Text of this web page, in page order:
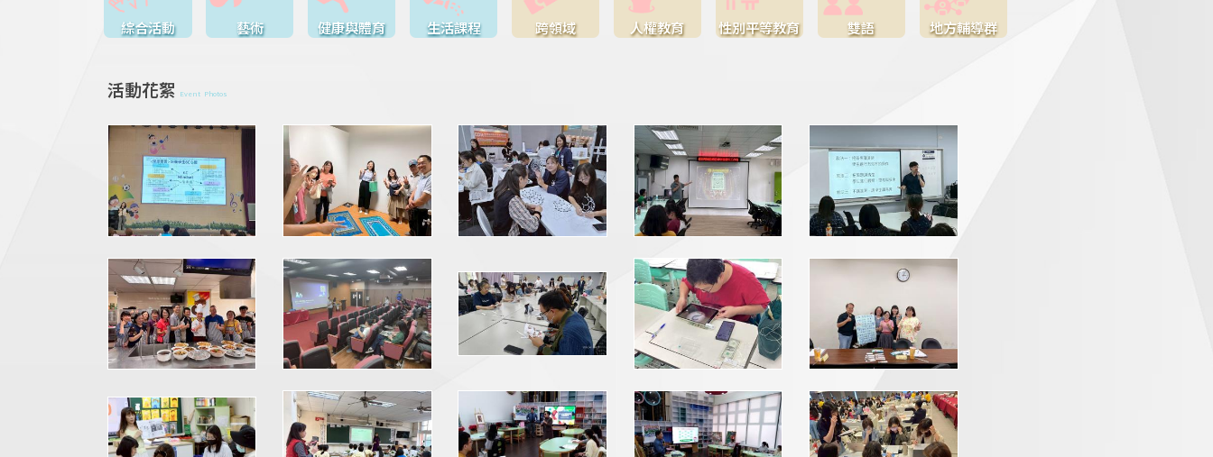
綜合活動 藝術 健康與體育 生活課程 跨領域 人權教育 性別平等教育 雙語 地方輔導群
活動花絮 Event Photos